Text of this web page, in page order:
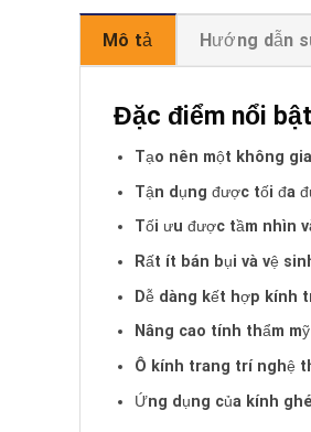
Mô tả Hướng dẫn
Đặc điểm nổi
Tạo nên một không
Tận dụng được tối đa
Tối ưu được tầm nhìn
Rất ít bán bụi và vệ
Dễ dàng kết hợp kính
Nâng cao tính thẩm
Ô kính trang trí nghệ
Ứng dụng của kính